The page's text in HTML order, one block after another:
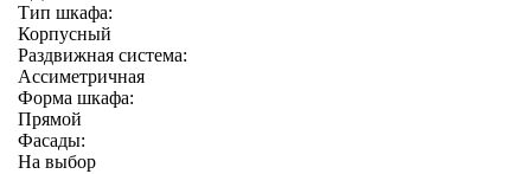
Тип шкафа:
Корпусный
Раздвижная система:
Ассиметричная
Форма шкафа:
Прямой
Фасады:
На выбор